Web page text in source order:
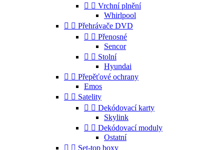
  Vrchní plnění
Whirlpool
  Přehrávače DVD
  Přenosné
Sencor
  Stolní
Hyundai
  Přepěťové ochrany
Emos
  Satelity
  Dekódovací karty
Skylink
  Dekódovací moduly
Ostatní
  Set-top boxy